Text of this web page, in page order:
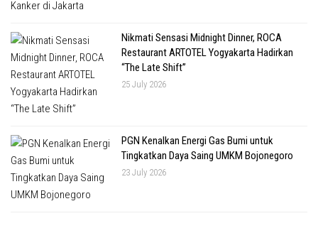
Nikmati Sensasi Midnight Dinner, ROCA
Restaurant ARTOTEL Yogyakarta Hadirkan
“The Late Shift”
25 July 2026
PGN Kenalkan Energi Gas Bumi untuk
Tingkatkan Daya Saing UMKM Bojonegoro
23 July 2026